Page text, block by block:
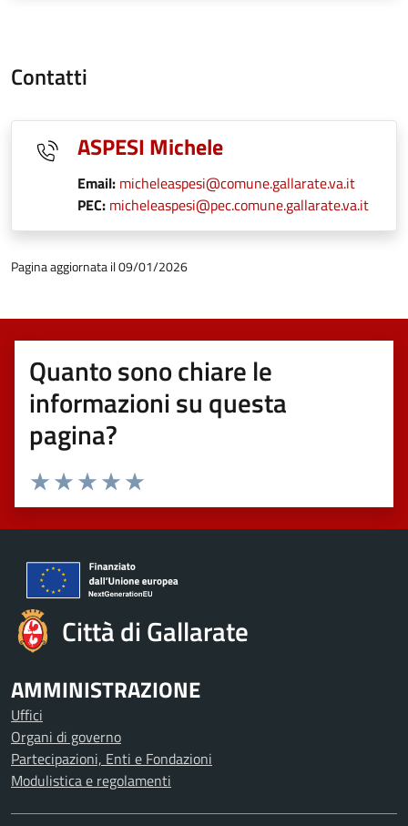
Contatti
ASPESI Michele
Email: micheleaspesi@comune.gallarate.va.it
PEC: micheleaspesi@pec.comune.gallarate.va.it
Pagina aggiornata il 09/01/2026
Quanto sono chiare le
informazioni su questa
pagina?
Valuta 5 stelle su 5
Valuta 4 stelle su 5
Valuta 3 stelle su 5
Valuta 2 stelle su 5
Valuta 1 stelle su 5
Città di Gallarate
AMMINISTRAZIONE
Uffici
Organi di governo
Partecipazioni, Enti e Fondazioni
Modulistica e regolamenti